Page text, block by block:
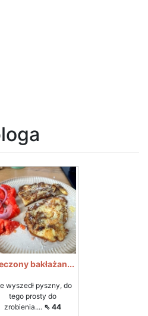
bakłażan...
wyszedł pyszny, do
tego prosty do
zrobienia.... ⇖ 44